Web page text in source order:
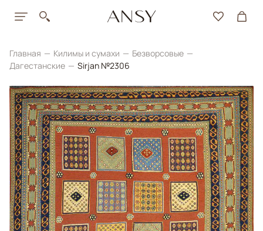
Главная Килимы и сумахи
Безворсовые
Дагестанские
Sirjan №2306